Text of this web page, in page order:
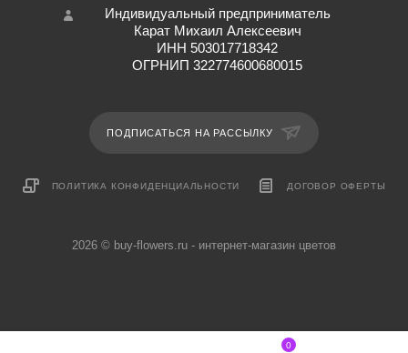
Индивидуальный предприниматель
Карат Михаил Алексеевич
ИНН 503017718342
ОГРНИП 322774600680015
ПОДПИСАТЬСЯ НА РАССЫЛКУ
ПОЛИТИКА КОНФИДЕНЦИАЛЬНОСТИ ДОГОВОР ОФЕРТЫ
2026 © buy-flowers.ru - интернет-магазин цветов
0